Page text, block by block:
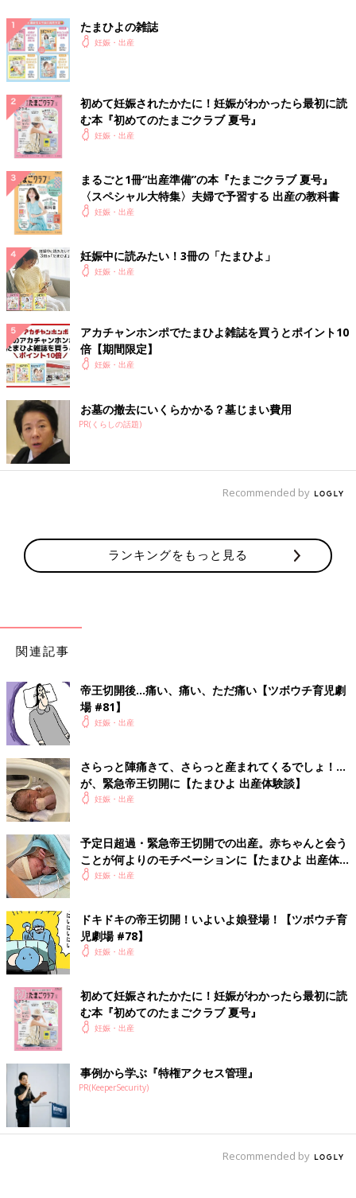
たまひよの雑誌
妊娠・出産
初めて妊娠されたかたに！妊娠がわかったら最初に読
む本『初めてのたまごクラブ 夏号』
妊娠・出産
まるごと1冊“出産準備”の本『たまごクラブ 夏号』
〈スペシャル大特集〉夫婦で予習する 出産の教科書
妊娠・出産
妊娠中に読みたい！3冊の「たまひよ」
妊娠・出産
アカチャンホンポでたまひよ雑誌を買うとポイント10
倍【期間限定】
妊娠・出産
お墓の撤去にいくらかかる？墓じまい費用
PR(くらしの話題)
Recommended by
ランキングをもっと見る
関連記事
帝王切開後…痛い、痛い、ただ痛い【ツボウチ育児劇
場 #81】
妊娠・出産
さらっと陣痛きて、さらっと産まれてくるでしょ！…
が、緊急帝王切開に【たまひよ 出産体験談】
妊娠・出産
予定日超過・緊急帝王切開での出産。赤ちゃんと会う
ことが何よりのモチベーションに【たまひよ 出産体
験談】妊娠・出産
ドキドキの帝王切開！いよいよ娘登場！【ツボウチ育
児劇場 #78】
妊娠・出産
初めて妊娠されたかたに！妊娠がわかったら最初に読
む本『初めてのたまごクラブ 夏号』
妊娠・出産
事例から学ぶ『特権アクセス管理』
PR(KeeperSecurity)
Recommended by